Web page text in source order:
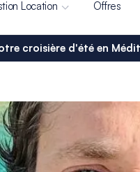
Location Offres
croisière d'été en